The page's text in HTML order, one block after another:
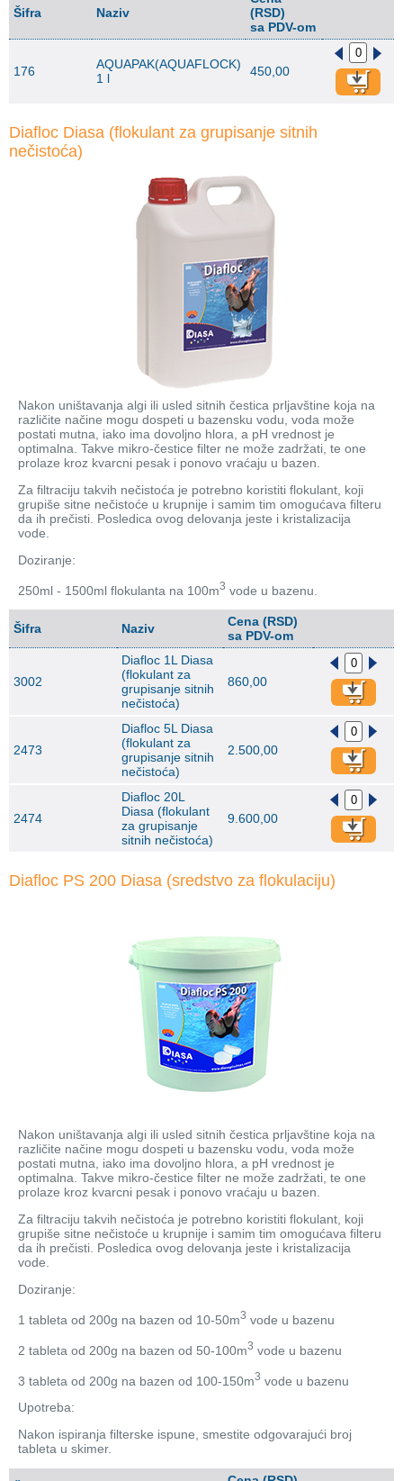
Šifra Naziv
(RSD)
sa PDV-om
176
AQUAPAK(AQUAFLOCK)
1 l
450,00
Diafloc Diasa (flokulant za grupisanje sitnih
nečistoća)
Nakon uništavanja algi ili usled sitnih čestica prljavštine koja na
različite načine mogu dospeti u bazensku vodu, voda može
postati mutna, iako ima dovoljno hlora, a pH vrednost je
optimalna. Takve mikro-čestice filter ne može zadržati, te one
prolaze kroz kvarcni pesak i ponovo vraćaju u bazen.
Za filtraciju takvih nečistoća je potrebno koristiti flokulant, koji
grupiše sitne nečistoće u krupnije i samim tim omogućava filteru
da ih prečisti. Posledica ovog delovanja jeste i kristalizacija
vode.
Doziranje:
250ml - 1500ml flokulanta na 100m3 vode u bazenu.
Šifra Naziv
Cena (RSD)
sa PDV-om
3002
Diafloc 1L Diasa
(flokulant za
grupisanje sitnih
nečistoća)
860,00
2473
Diafloc 5L Diasa
(flokulant za
grupisanje sitnih
nečistoća)
2.500,00
2474
Diafloc 20L
Diasa (flokulant
za grupisanje
sitnih nečistoća)
9.600,00
Diafloc PS 200 Diasa (sredstvo za flokulaciju)
Nakon uništavanja algi ili usled sitnih čestica prljavštine koja na
različite načine mogu dospeti u bazensku vodu, voda može
postati mutna, iako ima dovoljno hlora, a pH vrednost je
optimalna. Takve mikro-čestice filter ne može zadržati, te one
prolaze kroz kvarcni pesak i ponovo vraćaju u bazen.
Za filtraciju takvih nečistoća je potrebno koristiti flokulant, koji
grupiše sitne nečistoće u krupnije i samim tim omogućava filteru
da ih prečisti. Posledica ovog delovanja jeste i kristalizacija
vode.
Doziranje:
1 tableta od 200g na bazen od 10-50m3 vode u bazenu
2 tableta od 200g na bazen od 50-100m3 vode u bazenu
3 tableta od 200g na bazen od 100-150m3 vode u bazenu
Upotreba:
Nakon ispiranja filterske ispune, smestite odgovarajući broj
tableta u skimer.